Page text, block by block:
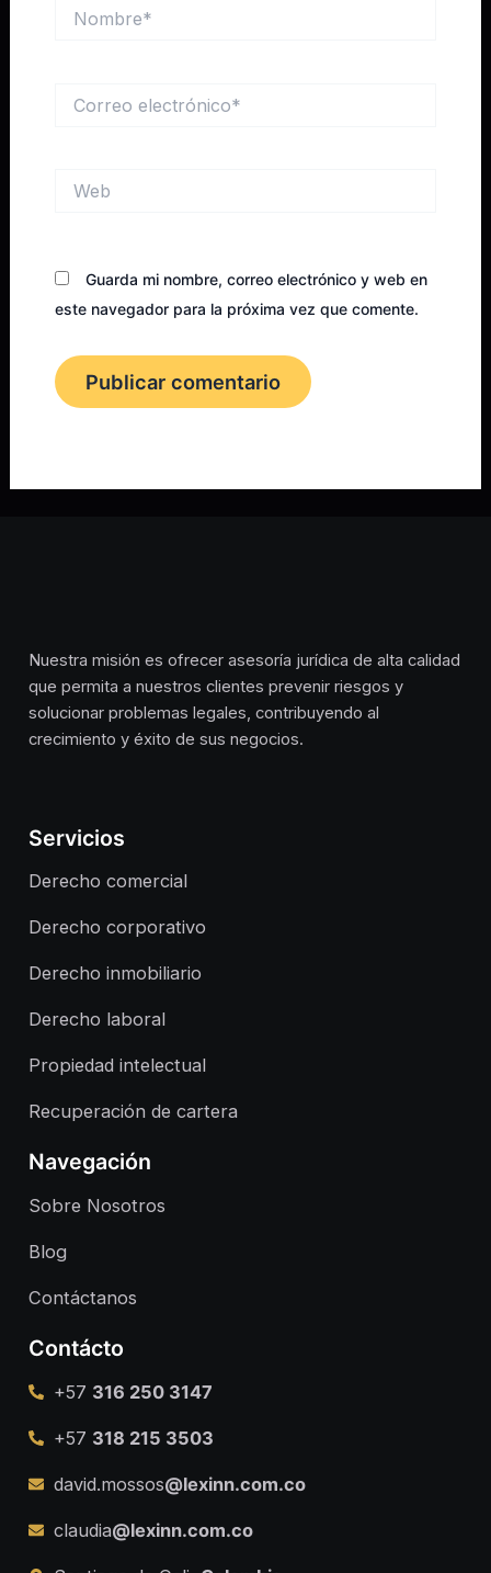
electrónico*
Guarda mi nombre, correo electrónico y web en
este navegador para la próxima vez que comente.
Nuestra misión es ofrecer asesoría jurídica de alta calidad
que permita a nuestros clientes prevenir riesgos y
solucionar problemas legales, contribuyendo al
crecimiento y éxito de sus negocios.
Servicios
Derecho comercial
Derecho corporativo
Derecho inmobiliario
Derecho laboral
Propiedad intelectual
Recuperación de cartera
Navegación
Sobre Nosotros
Blog
Contáctanos
Contácto
+57 316 250 3147
+57 318 215 3503
david.mossos@lexinn.com.co
claudia@lexinn.com.co